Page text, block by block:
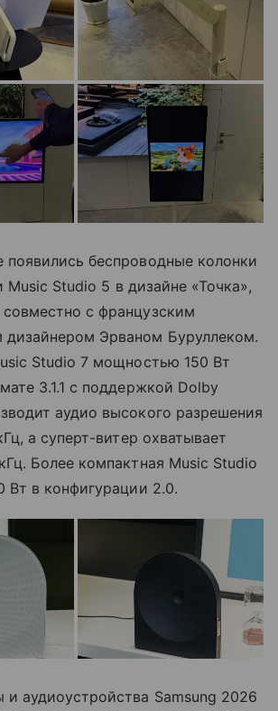
появились беспроводные колонки
Music Studio 5 в дизайне «Точка»,
с французским
Эрваном Буруллеком.
Studio 7 мощностью 150 Вт
3.1.1 с поддержкой Dolby
аудио высокого разрешения
а суперт-витер охватывает
Более компактная Music Studio
Вт в конфигурации 2.0.
и аудиоустройства Samsung 2026